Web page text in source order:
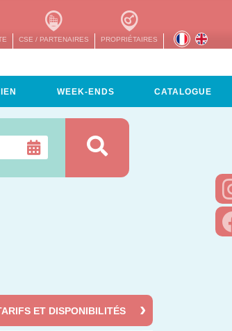
CSE / PARTENAIRES PROPRIÉTAIRES
WEEK-ENDS CATALOGUE
ET DISPONIBILITÉS